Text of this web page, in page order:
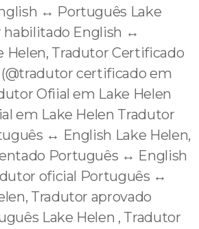
↔️ Português Lake
habilitado English ↔️
Helen, Tradutor Certificado
certificado em
Ofiial em Lake Helen
em Lake Helen Tradutor
↔️ English Lake Helen,
Português ↔️ English
oficial Português ↔️
Tradutor aprovado
Lake Helen , Tradutor